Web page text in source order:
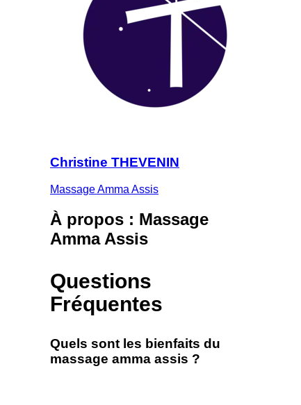
Christine THEVENIN
Massage Amma Assis
À propos : Massage
Amma Assis
Questions
Fréquentes
Quels sont les bienfaits du
massage amma assis ?